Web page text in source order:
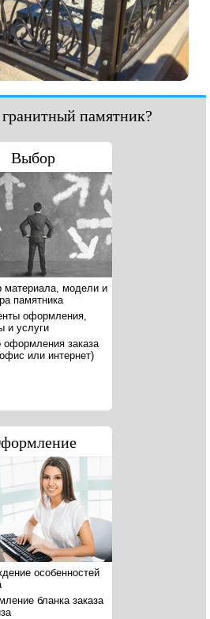
гранитный памятник?
Выбор
материала, модели и
памятника
оформления,
и услуги
оформления заказа
или интернет)
особенностей
бланка заказа